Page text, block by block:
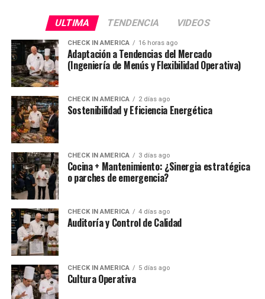
ULTIMA TENDENCIA VIDEOS
CHECK IN AMERICA 16 horas ago
Adaptación a Tendencias del Mercado
(Ingeniería de Menús y Flexibilidad Operativa)
CHECK IN AMERICA 2 días ago
Sostenibilidad y Eficiencia Energética
CHECK IN AMERICA 3 días ago
Cocina + Mantenimiento: ¿Sinergia estratégica
o parches de emergencia?
CHECK IN AMERICA 4 días ago
Auditoría y Control de Calidad
CHECK IN AMERICA 5 días ago
Cultura Operativa